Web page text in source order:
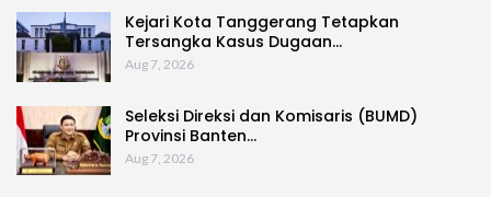
Kejari Kota Tanggerang Tetapkan
Tersangka Kasus Dugaan…
Aug 7, 2026
Seleksi Direksi dan Komisaris (BUMD)
Provinsi Banten…
Aug 7, 2026